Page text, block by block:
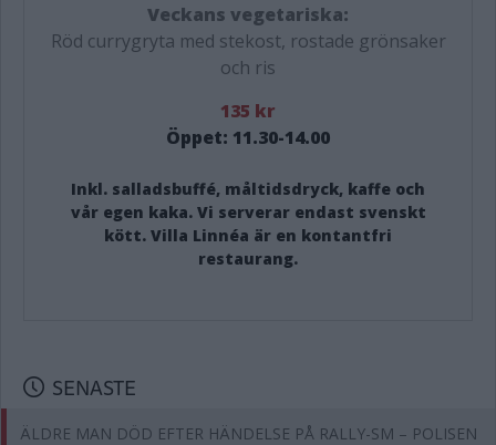
Veckans vegetariska:
Röd currygryta med stekost, rostade grönsaker
och ris
135 kr
Öppet: 11.30-14.00
Inkl. salladsbuffé, måltidsdryck, kaffe och
vår egen kaka. Vi serverar endast svenskt
kött. Villa Linnéa är en kontantfri
restaurang.
SENASTE
ÄLDRE MAN DÖD EFTER HÄNDELSE PÅ RALLY-SM – POLISEN